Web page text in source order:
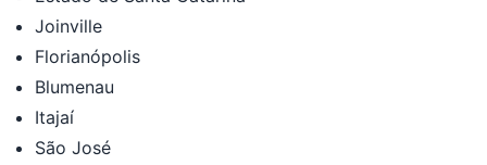
Joinville
Florianópolis
Blumenau
Itajaí
São José